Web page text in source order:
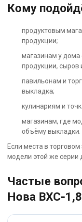
Кому
продуктовым
продукции;
магазинам у
продукции, сыров
павильонам и
выкладка;
кулинариям и
магазинам, где
объёму выкладки.
Если места в
модели этой же серии
Частые
Нова ВХС-1,8